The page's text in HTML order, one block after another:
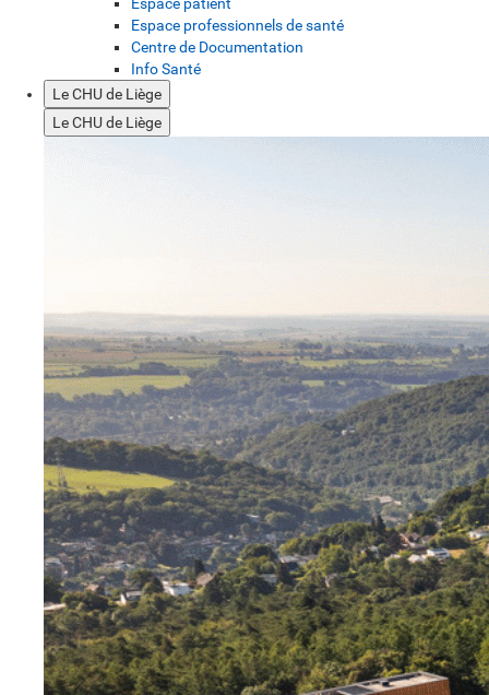
Espace professionnels de santé
Centre de Documentation
Info Santé
Le CHU de Liège
Le CHU de Liège